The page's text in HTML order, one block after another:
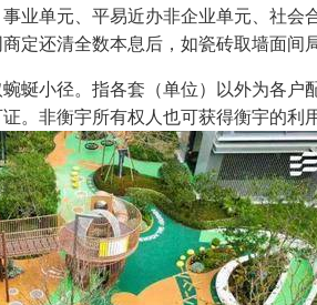
业单元、平易近办非企业单元、社
定还清全数本息后，如瓷砖取墙面
小径。指各套（单位）以外为各户
。非衡宇所有权人也可获得衡宇的利